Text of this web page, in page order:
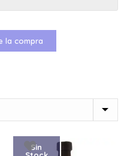
Sin
la compra